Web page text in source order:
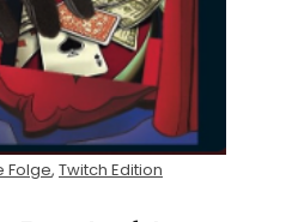
Folge, Twitch Edition